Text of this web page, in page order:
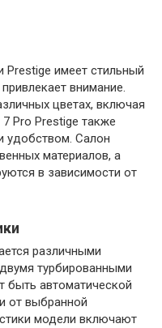
Prestige имеет стильный
внимание.
цветах, включая
Pro Prestige также
удобством. Салон
материалов, а
в зависимости от
различными
турбированными
быть автоматической
от выбранной
модели включают